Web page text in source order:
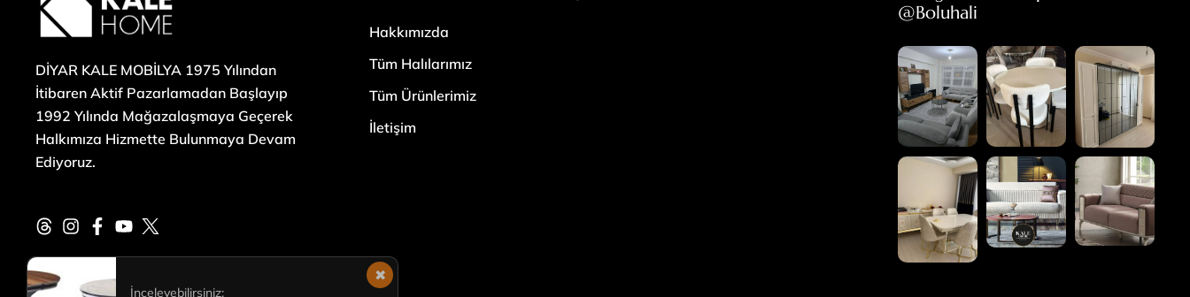
DİYAR KALE MOBİLYA 1975 Yılından
İtibaren Aktif Pazarlamadan Başlayıp
1992 Yılında Mağazalaşmaya Geçerek
Halkımıza Hizmette Bulunmaya Devam
Ediyoruz.
Hakkımızda
Tüm Halılarımız
Tüm Ürünlerimiz
İletişim
@boluhali
İnceleyebilirsiniz: